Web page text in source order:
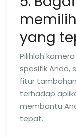
yang
Pilihlah
spesifik Anda,
fitur
terhadap
membantu
tepat.